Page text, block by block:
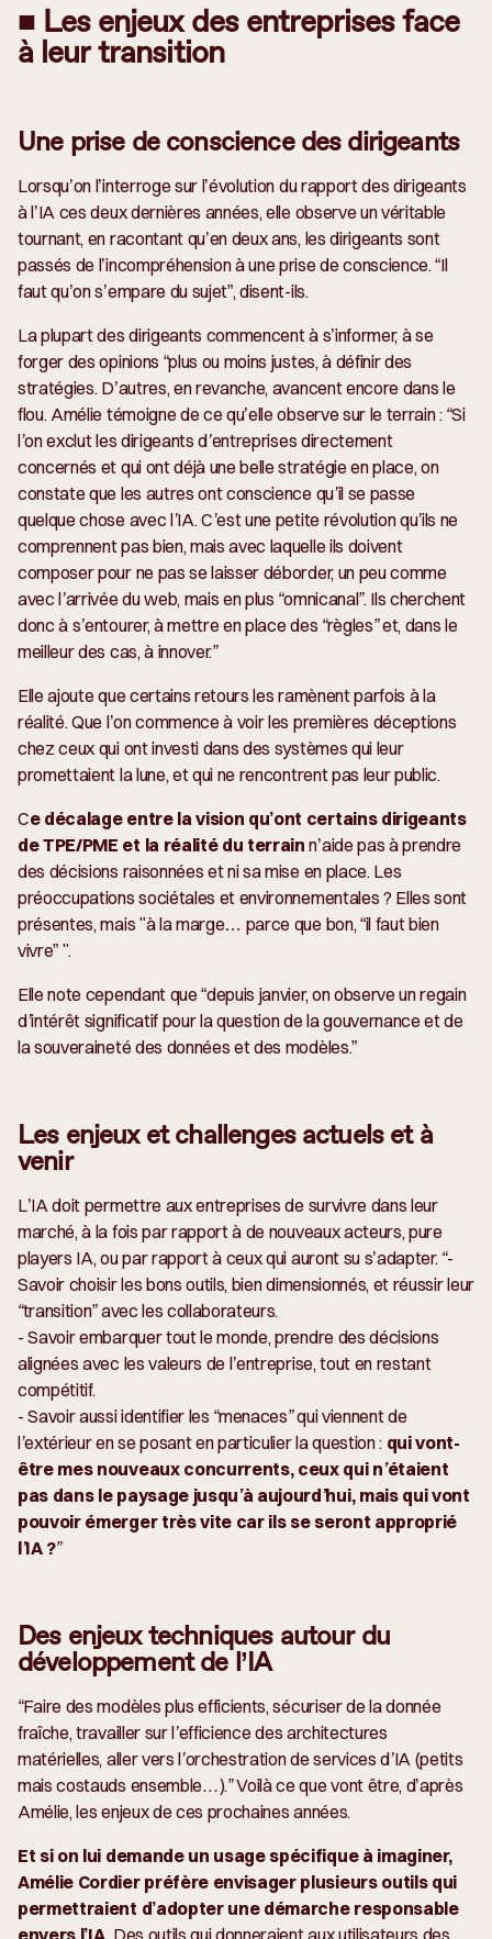
■ Les enjeux des entreprises face
à leur transition
Une prise de conscience des dirigeants
Lorsqu’on l’interroge sur l’évolution du rapport des dirigeants
à l’IA ces deux dernières années, elle observe un véritable
tournant, en racontant qu’en deux ans, les dirigeants sont
passés de l’incompréhension à une prise de conscience. “Il
faut qu’on s’empare du sujet”, disent-ils.
La plupart des dirigeants commencent à s’informer, à se
forger des opinions “plus ou moins justes, à définir des
stratégies. D’autres, en revanche, avancent encore dans le
flou. Amélie témoigne de ce qu’elle observe sur le terrain : “Si
l’on exclut les dirigeants d’entreprises directement
concernés et qui ont déjà une belle stratégie en place, on
constate que les autres ont conscience qu’il se passe
quelque chose avec l’IA. C’est une petite révolution qu’ils ne
comprennent pas bien, mais avec laquelle ils doivent
composer pour ne pas se laisser déborder, un peu comme
avec l’arrivée du web, mais en plus “omnicanal”. Ils cherchent
donc à s’entourer, à mettre en place des “règles” et, dans le
meilleur des cas, à innover.”
Elle ajoute que certains retours les ramènent parfois à la
réalité. Que l’on commence à voir les premières déceptions
chez ceux qui ont investi dans des systèmes qui leur
promettaient la lune, et qui ne rencontrent pas leur public.
Ce décalage entre la vision qu’ont certains dirigeants
de TPE/PME et la réalité du terrain n’aide pas à prendre
des décisions raisonnées et ni sa mise en place. Les
préoccupations sociétales et environnementales ? Elles sont
présentes, mais "à la marge… parce que bon, “il faut bien
vivre” ".
Elle note cependant que “depuis janvier, on observe un regain
d’intérêt significatif pour la question de la gouvernance et de
la souveraineté des données et des modèles.”
Les enjeux et challenges actuels et à
venir
L’IA doit permettre aux entreprises de survivre dans leur
marché, à la fois par rapport à de nouveaux acteurs, pure
players IA, ou par rapport à ceux qui auront su s’adapter. “-
Savoir choisir les bons outils, bien dimensionnés, et réussir leur
“transition” avec les collaborateurs.
- Savoir embarquer tout le monde, prendre des décisions
alignées avec les valeurs de l’entreprise, tout en restant
compétitif.
- Savoir aussi identifier les “menaces” qui viennent de
l’extérieur en se posant en particulier la question : qui vont-
être mes nouveaux concurrents, ceux qui n’étaient
pas dans le paysage jusqu’à aujourd’hui, mais qui vont
pouvoir émerger très vite car ils se seront approprié
l’IA ?”
Des enjeux techniques autour du
développement de l’IA
“Faire des modèles plus efficients, sécuriser de la donnée
fraîche, travailler sur l’efficience des architectures
matérielles, aller vers l’orchestration de services d’IA (petits
mais costauds ensemble…).”Voilà ce que vont être, d’après
Amélie, les enjeux de ces prochaines années.
Et si on lui demande un usage spécifique à imaginer,
Amélie Cordier préfère envisager plusieurs outils qui
permettraient d’adopter une démarche responsable
envers l’IA. Des outils qui donneraient aux utilisateurs des